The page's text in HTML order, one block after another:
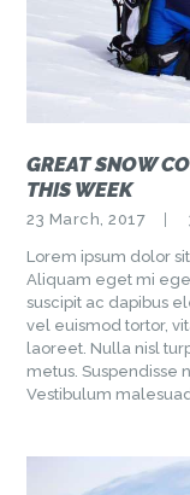
GREAT SNOW
THIS WEEK
23 March, 2017
Lorem ipsum dolor
Aliquam eget mi
suscipit ac dapibus
vel euismod tortor,
laoreet. Nulla nisl
metus. Suspendisse
Vestibulum